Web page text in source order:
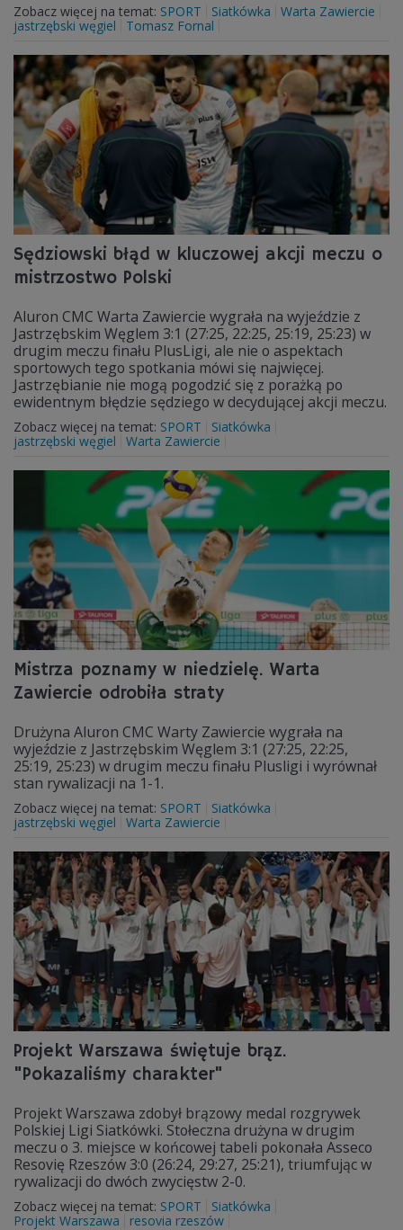
Zobacz więcej na temat: SPORT Siatkówka
Warta Zawiercie
jastrzębski węgiel
Tomasz Fornal
Sędziowski błąd w kluczowej akcji meczu o
mistrzostwo Polski
Aluron CMC Warta Zawiercie wygrała na wyjeździe z
Jastrzębskim Węglem 3:1 (27:25, 22:25, 25:19, 25:23) w
drugim meczu finału PlusLigi, ale nie o aspektach
sportowych tego spotkania mówi się najwięcej.
Jastrzębianie nie mogą pogodzić się z porażką po
ewidentnym błędzie sędziego w decydującej akcji meczu.
Zobacz więcej na temat: SPORT
Siatkówka
jastrzębski węgiel
Warta Zawiercie
Mistrza poznamy w niedzielę. Warta
Zawiercie odrobiła straty
Drużyna Aluron CMC Warty Zawiercie wygrała na
wyjeździe z Jastrzębskim Węglem 3:1 (27:25, 22:25,
25:19, 25:23) w drugim meczu finału Plusligi i wyrównał
stan rywalizacji na 1-1.
Zobacz więcej na temat: SPORT
Siatkówka
jastrzębski węgiel
Warta Zawiercie
Projekt Warszawa świętuje brąz.
"Pokazaliśmy charakter"
Projekt Warszawa zdobył brązowy medal rozgrywek
Polskiej Ligi Siatkówki. Stołeczna drużyna w drugim
meczu o 3. miejsce w końcowej tabeli pokonała Asseco
Resovię Rzeszów 3:0 (26:24, 29:27, 25:21), triumfując w
rywalizacji do dwóch zwycięstw 2-0.
Zobacz więcej na temat: SPORT
Siatkówka
Projekt Warszawa
resovia rzeszów